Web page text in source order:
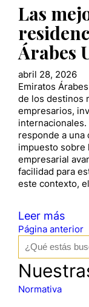
Las
Árabes
abril 28, 2026
Emiratos
de los destinos
empresarios,
responde a una
impuesto sobre
empresarial
facilidad para
este contexto,
Leer más
Página anterior
s
c
a
Normativa